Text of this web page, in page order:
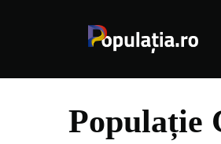
Populație